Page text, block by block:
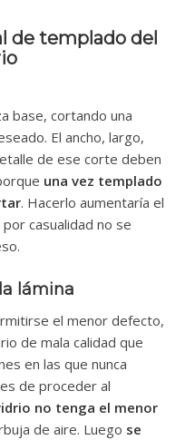
de templado del
base, cortando una
El ancho, largo,
de ese corte deben
una vez templado
. Hacerlo aumentaría el
casualidad no se
lámina
el menor defecto,
de mala calidad que
en las que nunca
de proceder al
no tenga el menor
de aire. Luego se